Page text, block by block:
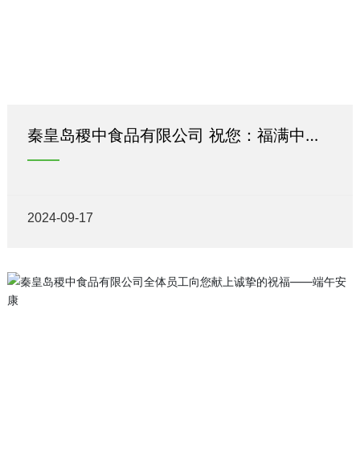
秦皇岛稷中食品有限公司 祝您：福满中秋
2024-09-17